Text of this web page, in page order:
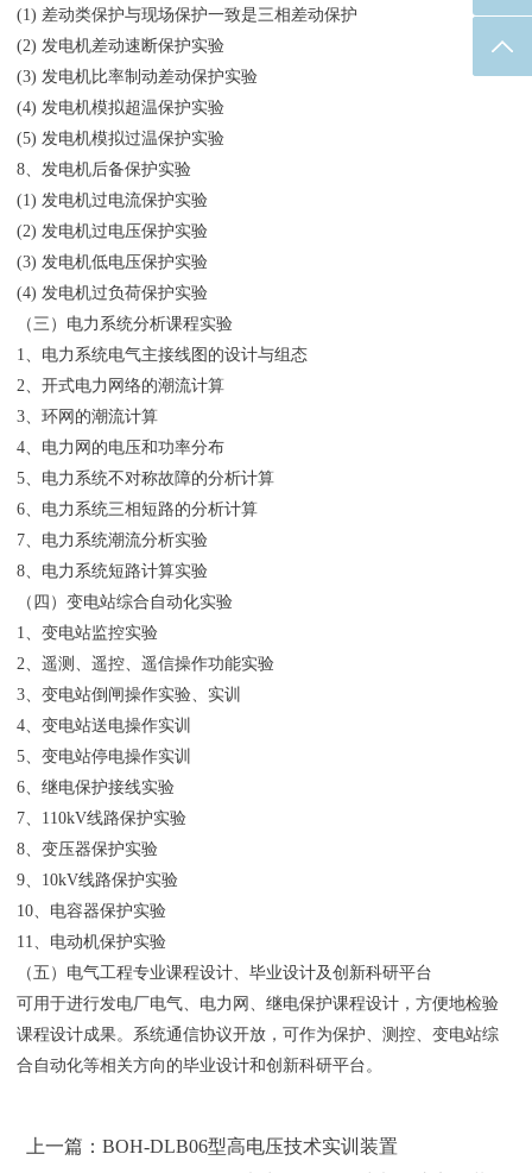
(1) 差动类保护与现场保护一致是三相差动保护
(2) 发电机差动速断保护实验
(3) 发电机比率制动差动保护实验
(4) 发电机模拟超温保护实验
(5) 发电机模拟过温保护实验
8、发电机后备保护实验
(1) 发电机过电流保护实验
(2) 发电机过电压保护实验
(3) 发电机低电压保护实验
(4) 发电机过负荷保护实验
（三）电力系统分析课程实验
1、电力系统电气主接线图的设计与组态
2、开式电力网络的潮流计算
3、环网的潮流计算
4、电力网的电压和功率分布
5、电力系统不对称故障的分析计算
6、电力系统三相短路的分析计算
7、电力系统潮流分析实验
8、电力系统短路计算实验
（四）变电站综合自动化实验
1、变电站监控实验
2、遥测、遥控、遥信操作功能实验
3、变电站倒闸操作实验、实训
4、变电站送电操作实训
5、变电站停电操作实训
6、继电保护接线实验
7、110kV线路保护实验
8、变压器保护实验
9、10kV线路保护实验
10、电容器保护实验
11、电动机保护实验
（五）电气工程专业课程设计、毕业设计及创新科研平台
可用于进行发电厂电气、电力网、继电保护课程设计，方便地检验
课程设计成果。系统通信协议开放，可作为保护、测控、变电站综
合自动化等相关方向的毕业设计和创新科研平台。
上一篇：BOH-DLB06型高电压技术实训装置
返回